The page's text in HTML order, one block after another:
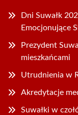
Dni Suwałk
Emocjonujące
Prezydent
mieszkańcami
Utrudnienia w
Akredytacje
Suwałki w